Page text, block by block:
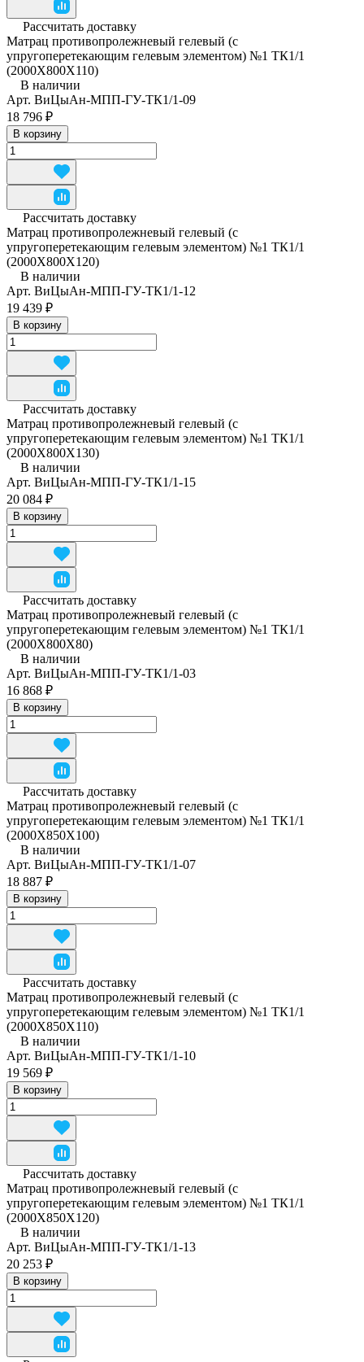
Рассчитать доставку
Матрац противопролежневый гелевый (с
упругоперетекающим гелевым элементом) №1 ТК1/1
(2000Х800Х110)
В наличии
Арт. ВиЦыАн-МПП-ГУ-ТК1/1-09
18 796 ₽
В корзину
Рассчитать доставку
Матрац противопролежневый гелевый (с
упругоперетекающим гелевым элементом) №1 ТК1/1
(2000Х800Х120)
В наличии
Арт. ВиЦыАн-МПП-ГУ-ТК1/1-12
19 439 ₽
В корзину
Рассчитать доставку
Матрац противопролежневый гелевый (с
упругоперетекающим гелевым элементом) №1 ТК1/1
(2000Х800Х130)
В наличии
Арт. ВиЦыАн-МПП-ГУ-ТК1/1-15
20 084 ₽
В корзину
Рассчитать доставку
Матрац противопролежневый гелевый (с
упругоперетекающим гелевым элементом) №1 ТК1/1
(2000Х800Х80)
В наличии
Арт. ВиЦыАн-МПП-ГУ-ТК1/1-03
16 868 ₽
В корзину
Рассчитать доставку
Матрац противопролежневый гелевый (с
упругоперетекающим гелевым элементом) №1 ТК1/1
(2000Х850Х100)
В наличии
Арт. ВиЦыАн-МПП-ГУ-ТК1/1-07
18 887 ₽
В корзину
Рассчитать доставку
Матрац противопролежневый гелевый (с
упругоперетекающим гелевым элементом) №1 ТК1/1
(2000Х850Х110)
В наличии
Арт. ВиЦыАн-МПП-ГУ-ТК1/1-10
19 569 ₽
В корзину
Рассчитать доставку
Матрац противопролежневый гелевый (с
упругоперетекающим гелевым элементом) №1 ТК1/1
(2000Х850Х120)
В наличии
Арт. ВиЦыАн-МПП-ГУ-ТК1/1-13
20 253 ₽
В корзину